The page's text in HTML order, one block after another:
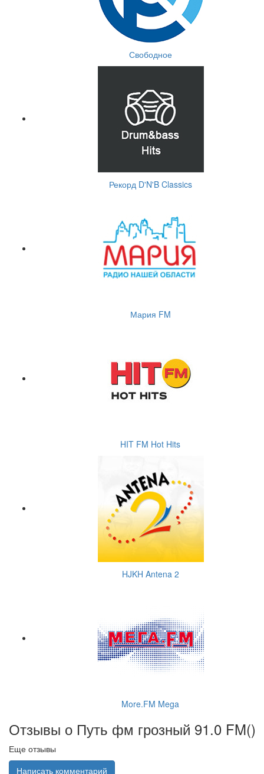
Свободное
Рекорд D'N'B Classics
Мария FM
HIT FM Hot Hits
HJKH Antena 2
More.FM Mega
Отзывы о Путь фм грозный 91.0 FM()
Еще отзывы
Написать комментарий